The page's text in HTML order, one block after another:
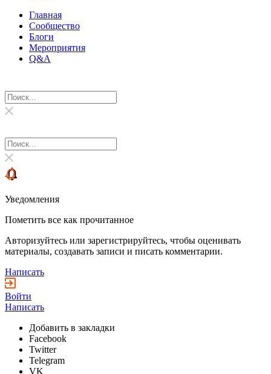
Главная
Сообщество
Блоги
Мероприятия
Q&A
Уведомления
Пометить все как прочитанное
Авторизуйтесь или зарегистрируйтесь, чтобы оценивать
материалы, создавать записи и писать комментарии.
Написать
Войти
Написать
Добавить в закладки
Facebook
Twitter
Telegram
VK